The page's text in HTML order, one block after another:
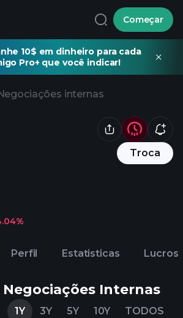
Começar
10$ em dinheiro para cada
Pro+ que você indicar!
internas
Troca
Perfil Estatisticas Lucros
Internas
1Y 3Y 5Y 10Y TODOS